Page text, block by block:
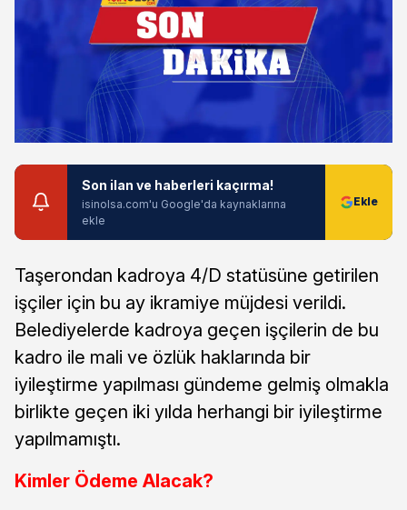
Son ilan ve haberleri kaçırma!
isinolsa.com'u Google'da kaynaklarına
ekle
Taşerondan kadroya 4/D statüsüne getirilen
işçiler için bu ay ikramiye müjdesi verildi.
Belediyelerde kadroya geçen işçilerin de bu
kadro ile mali ve özlük haklarında bir
iyileştirme yapılması gündeme gelmiş olmakla
birlikte geçen iki yılda herhangi bir iyileştirme
yapılmamıştı.
Kimler Ödeme Alacak?